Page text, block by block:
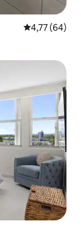
Classificação
4,77 (64)